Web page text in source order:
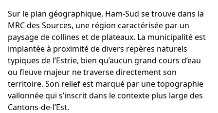
Sur le plan géographique, Ham-Sud se trouve dans la
MRC des Sources, une région caractérisée par un
paysage de collines et de plateaux. La municipalité est
implantée à proximité de divers repères naturels
typiques de l’Estrie, bien qu’aucun grand cours d’eau
ou fleuve majeur ne traverse directement son
territoire. Son relief est marqué par une topographie
vallonnée qui s’inscrit dans le contexte plus large des
Cantons-de-l’Est.